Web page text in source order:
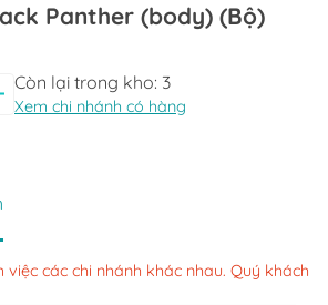
Panther (body) (Bộ)
Còn lại trong kho: 3
Xem chi nhánh có hàng
việc các chi nhánh khác nhau. Quý khách